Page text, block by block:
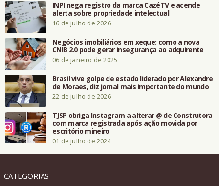
INPI nega registro da marca CazéTV e acende
alerta sobre propriedade intelectual
16 de julho de 2026
Negócios imobiliários em xeque: como a nova
CNIB 2.0 pode gerar insegurança ao adquirente
06 de janeiro de 2025
Brasil vive golpe de estado liderado por Alexandre
de Moraes, diz jornal mais importante do mundo
22 de julho de 2026
TJSP obriga Instagram a alterar @ de Construtora
com marca registrada após ação movida por
escritório mineiro
01 de julho de 2024
CATEGORIAS